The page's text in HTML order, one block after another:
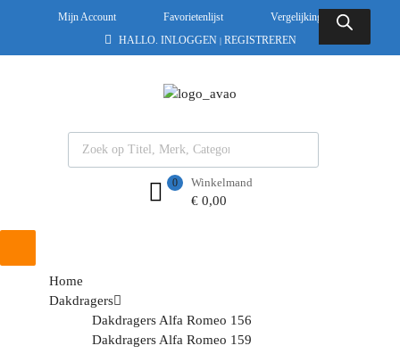
Mijn Account Favorietenlijst
Vergelijkingslijst
HALLO. INLOGGEN | REGISTREREN
Winkelmand
€0,00
0
Home
Dakdragers
Dakdragers Alfa Romeo 156
Dakdragers Alfa Romeo 159